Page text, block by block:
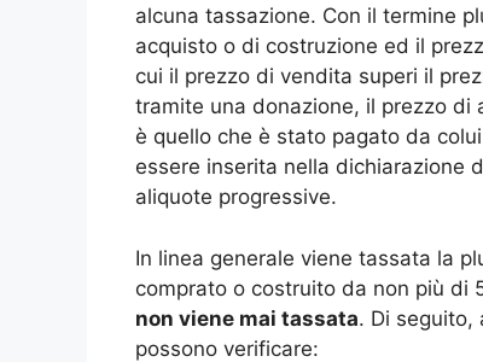
alcuna tassazione. Con il termine
acquisto o di costruzione ed il
cui il prezzo di vendita superi il
tramite una donazione, il prezzo di
è quello che è stato pagato da
essere inserita nella dichiarazione
aliquote progressive.
In linea generale viene tassata la
comprato o costruito da non più di
non viene mai tassata. Di seguito,
possono verificare: